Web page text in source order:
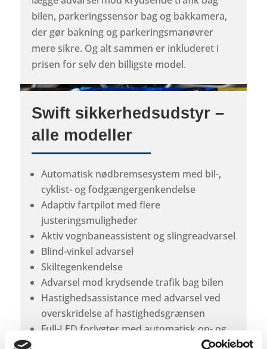
bilen, parkeringssensor bag og bakkamera,
der gør bakning og parkeringsmanøvrer
mere sikre. Og alt sammen er inkluderet i
prisen for selv den billigste model.
Swift sikkerhedsudstyr –
alle modeller
Automatisk nødbremsesystem med bil-,
cyklist- og fodgængergenkendelse
Adaptiv fartpilot med flere
justeringsmuligheder
Aktiv vognbaneassistent og slingreadvarsel
Blind-vinkel advarsel
Skiltegenkendelse
Advarsel mod krydsende trafik bag bilen
Hastighedsassistance med advarsel ved
overskridelse af hastighedsgrænsen
Full-LED forlygter med automatisk op- og